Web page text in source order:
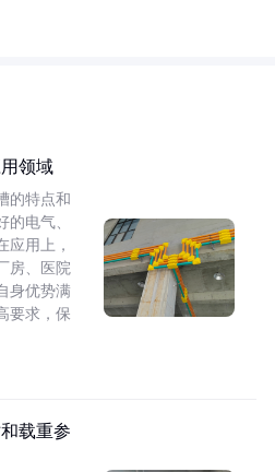
领域
的特点和
的电气、
应用上，
房、医院
身优势满
要求，保
载重参